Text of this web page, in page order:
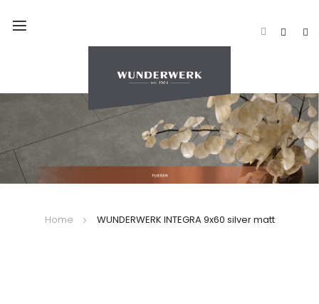
Home WUNDERWERK INTEGRA 9x60 silver matt